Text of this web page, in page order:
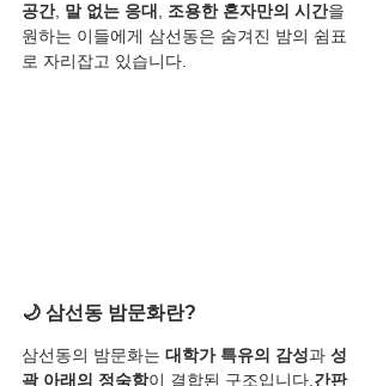
공간, 말 없는 응대 조용한 혼자만의 시간을
원하는 이들에게 삼선동은 숨겨진 밤의 쉼표
로 자리잡고 있습니다.
🌙 삼선동 밤문화란?
삼선동의 밤문화는 대학가 특유의 감성과 성
곽 아래의 정숙함이 결합된 구조입니다.간판